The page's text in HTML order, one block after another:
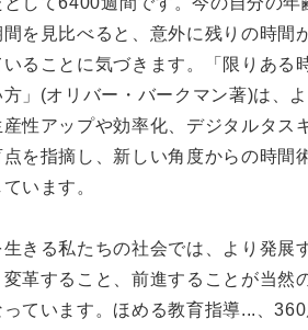
間を見比べると、意外に残りの時間
いることに気づきます。「限りある
方」(オリバー・バークマン著)は、よ
産性アップや効率化、デジタルタス
点を指摘し、新しい角度からの時間
います。
きる私たちの社会では、より発展
変革すること、前進することが当然
っています。ほめる教育指導...、